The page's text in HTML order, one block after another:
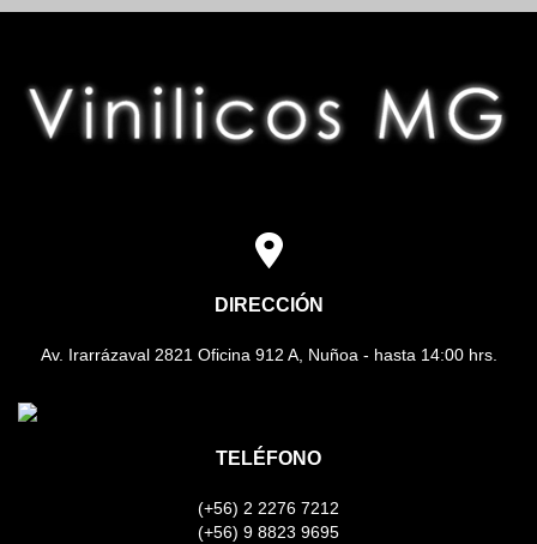
DIRECCIÓN
Av. Irarrázaval 2821 Oficina 912 A, Nuñoa - hasta 14:00 hrs.
TELÉFONO
(+56) 2 2276 7212
(+56) 9 8823 9695